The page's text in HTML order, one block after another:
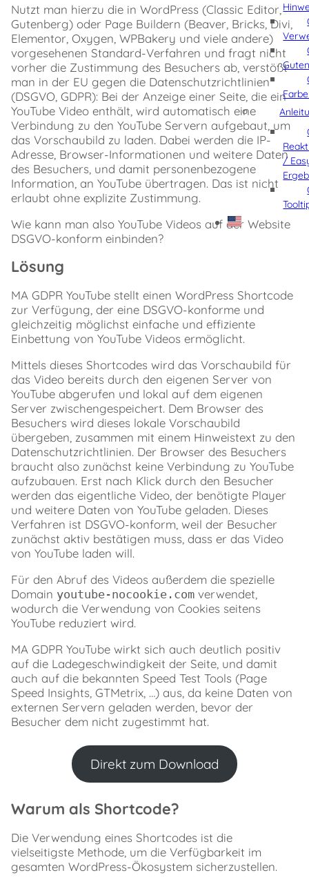
/
gdpr-
text
gdpr-
text-
size
notice-
style
notice-
class
width
alt
/
title
thumbnail
title-
text
title-
style
Positionierung
Design
title-
class
play-
button
Button
youtube
Button
circle
Button
circle-
o
Button
play
play-
button-
color
play-
button-
class
start
window
Globale
Parameter
Weitere
Parameter
YouTube
Player
API
YouTube
Metadaten
Builder
Cache
Shortcode
Voreinstellungen
Nutzt man hierzu die in WordPress (Classic Editor,
Gutenberg) oder Page Buildern (Beaver, Bricks, Divi,
Elementor, Oxygen, WPBakery und viele andere)
vorgesehenen Standard-Verfahren und fragt nicht
vorher die Zustimmung des Besuchers ab, verstößt
man in der EU gegen die Datenschutzrichtlinien
(DSGVO, GDPR): Bei der Anzeige einer Seite, die ein
YouTube Video enthält, wird automatisch eine
Verbindung zu den YouTube Servern aufgebaut, um
das Vorschaubild zu laden. Dabei werden die IP-
Adresse, Browser-Informationen und weitere Daten
des Besuchers, und damit personenbezogene
Information, an YouTube übertragen. Das ist nicht
erlaubt ohne explizite Zustimmung.
Wie kann man also YouTube Videos auf der Website
DSGVO-konform einbinden?
Lösung
MA GDPR YouTube stellt einen WordPress Shortcode
zur Verfügung, der eine DSGVO-konforme und
gleichzeitig möglichst einfache und effiziente
Einbettung von YouTube Videos ermöglicht.
Mittels dieses Shortcodes wird das Vorschaubild für
das Video bereits durch den eigenen Server von
YouTube abgerufen und lokal auf dem eigenen
Server zwischengespeichert. Dem Browser des
Besuchers wird dieses lokale Vorschaubild
übergeben, zusammen mit einem Hinweistext zu den
Datenschutzrichtlinien. Der Browser des Besuchers
braucht also zunächst keine Verbindung zu YouTube
aufzubauen. Erst nach Klick durch den Besucher
werden das eigentliche Video, der benötigte Player
und weitere Daten von YouTube geladen. Dieses
Verfahren ist DSGVO-konform, weil der Besucher
zunächst aktiv bestätigen muss, dass er das Video
von YouTube laden will.
Für den Abruf des Videos außerdem die spezielle
Domain youtube-nocookie.com verwendet,
wodurch die Verwendung von Cookies seitens
YouTube reduziert wird.
MA GDPR YouTube wirkt sich auch deutlich positiv
auf die Ladegeschwindigkeit der Seite, und damit
auch auf die bekannten Speed Test Tools (Page
Speed Insights, GTMetrix, …) aus, da keine Daten von
externen Servern geladen werden, bevor der
Besucher dem nicht zugestimmt hat.
Direkt zum Download
Warum als Shortcode?
Die Verwendung eines Shortcodes ist die
vielseitigste Methode, um die Verfügbarkeit im
gesamten WordPress-Ökosystem sicherzustellen.